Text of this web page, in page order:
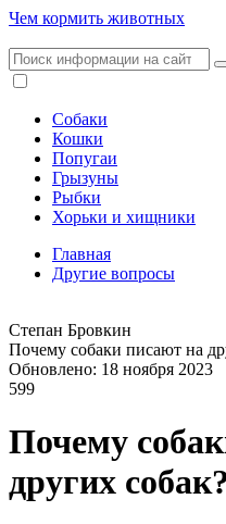
Чем кормить животных
Собаки
Кошки
Попугаи
Грызуны
Рыбки
Хорьки и хищники
Главная
Другие вопросы
Степан Бровкин
Почему собаки писают на
Обновлено: 18 ноября 2023
599
Почему
других собак?